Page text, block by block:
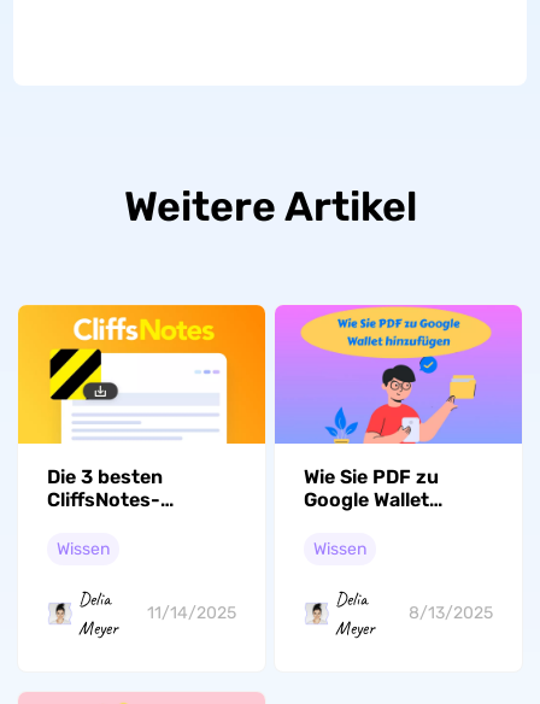
Weitere Artikel
Die 3 besten
CliffsNotes-
(getestet)
Wissen
Delia
Meyer
11/14/2025
Wie Sie PDF zu
Google Wallet
einfache Anleitung
Wissen
Delia
Meyer
8/13/2025